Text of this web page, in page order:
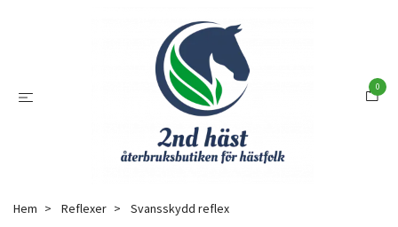
0
Hem Reflexer Svansskydd reflex